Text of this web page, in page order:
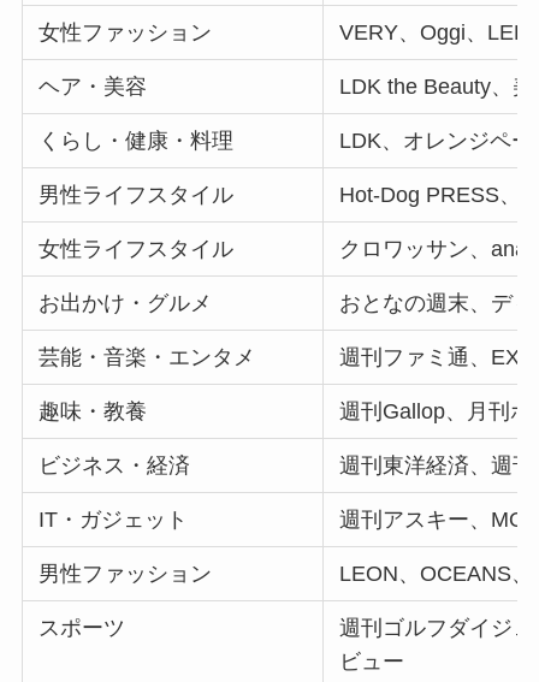
女性ファッション VERY、Oggi、LEE
ヘア・美容 LDK the Beauty、
くらし・健康・料理 LDK、オレンジペ
男性ライフスタイル Hot-Dog PRESS、
女性ライフスタイル クロワッサン、
お出かけ・グルメ おとなの週末、デ
芸能・音楽・エンタメ 週刊ファミ通、EX
趣味・教養 週刊Gallop、月刊
ビジネス・経済 週刊東洋経済、週
IT・ガジェット 週刊アスキー、
男性ファッション LEON、OCEANS
スポーツ
週刊ゴルフダイジ
ビュー